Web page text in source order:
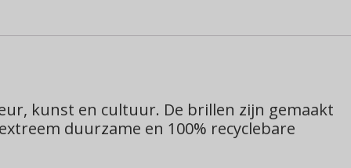
kunst en cultuur. De brillen zijn gemaakt
duurzame en 100% recyclebare